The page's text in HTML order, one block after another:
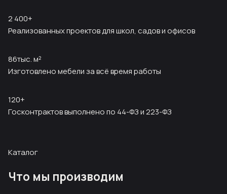
2 400+
Реализованных проектов для школ, садов и офисов
86тыс. м²
Изготовлено мебели за всё время работы
120+
Госконтрактов выполнено по 44-ФЗ и 223-ФЗ
Каталог
Что мы производим